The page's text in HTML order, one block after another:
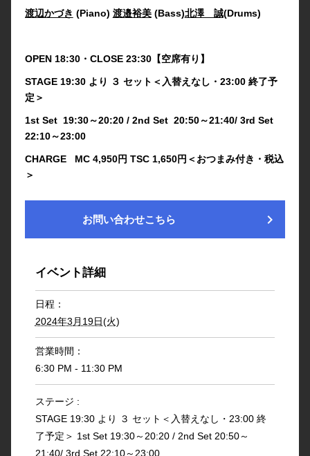
渡辺かづき (Piano) 渡邉裕美(Bass)北澤 誠(Drums)
OPEN 18:30・CLOSE 23:30【空席有り】
STAGE 19:30 より ３ セット＜入替えなし・23:00 終了予
定＞
1st Set 19:30～20:20 / 2nd Set 20:50～21:40/ 3rd Set
22:10～23:00
CHARGE MC 4,950円 TSC 1,650円＜おつまみ付き・税込
＞
お問い合わせこちら chevron_right
イベント詳細
日程：
2024年3月19日(火)
営業時間：
6:30 PM - 11:30 PM
ステージ :
STAGE 19:30 より ３ セット＜入替えなし・23:00 終
了予定＞ 1st Set 19:30～20:20 / 2nd Set 20:50～
21:40/ 3rd Set 22:10～23:00